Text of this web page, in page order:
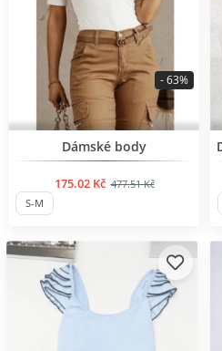
BESTSELLER
Dámské body
175.02 Kč 477.51 Kč
- 63%
S-M